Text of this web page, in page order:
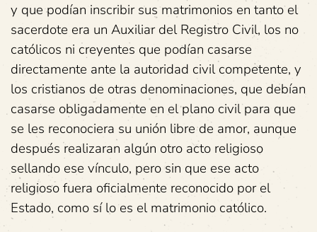
y que podían inscribir sus matrimonios en tanto el
sacerdote era un Auxiliar del Registro Civil, los no
católicos ni creyentes que podían casarse
directamente ante la autoridad civil competente, y
los cristianos de otras denominaciones, que debían
casarse obligadamente en el plano civil para que
se les reconociera su unión libre de amor, aunque
después realizaran algún otro acto religioso
sellando ese vínculo, pero sin que ese acto
religioso fuera oficialmente reconocido por el
Estado, como sí lo es el matrimonio católico.